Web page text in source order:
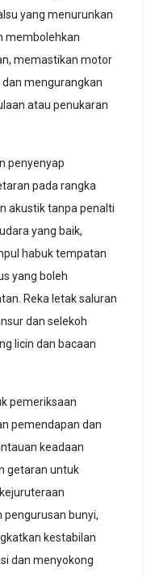
yang menurunkan
membolehkan
memastikan motor
mengurangkan
atau penukaran
penyenyap
pada rangka
akustik tanpa penalti
yang baik,
habuk tempatan
yang boleh
Reka letak saluran
dan selekoh
licin dan bacaan
pemeriksaan
pemendapan dan
keadaan
getaran untuk
bunyi,
kestabilan
dan menyokong